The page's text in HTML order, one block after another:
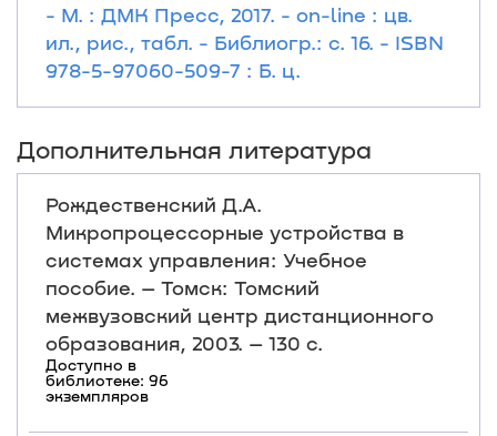
- М. : ДМК Пресс, 2017. - on-line : цв.
ил., рис., табл. - Библиогр.: с. 16. - ISBN
978-5-97060-509-7 : Б. ц.
Дополнительная литература
Рождественский Д.А.
Микропроцессорные устройства в
системах управления: Учебное
пособие. – Томск: Томский
межвузовский центр дистанционного
образования, 2003. – 130 с.
Доступно в
библиотеке: 96
экземпляров